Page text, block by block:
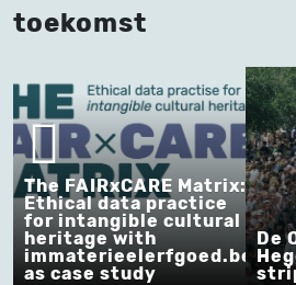
toekomst
The FAIRxCARE Matrix:
Ethical data practice
for intangible cultural
heritage with
immaterieelerfgoed.be
as case study
De